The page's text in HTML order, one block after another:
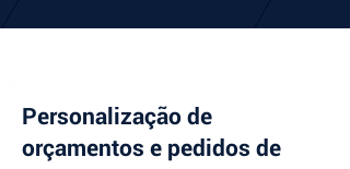
Personalização de
orçamentos e pedidos de